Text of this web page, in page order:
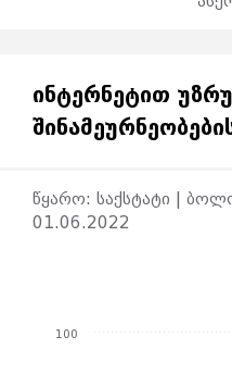
ᲘᲜᲢᲔᲠᲜᲔᲢᲘᲗ
წყარო: საქსტატი |
01.06.2022
100